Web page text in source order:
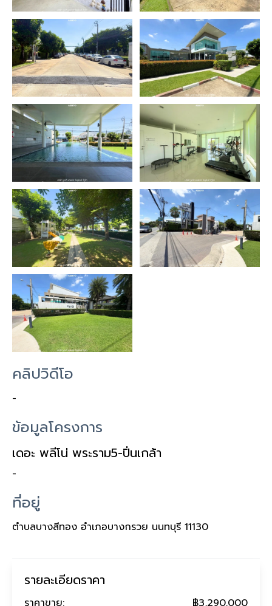
คลิปวิดีโอ
-
ข้อมูลโครงการ
เดอะ พลีโน่ พระราม5-ปิ่นเกล้า
-
ที่อยู่
ตำบลบางสีทอง อำเภอบางกรวย นนทบุรี 11130
รายละเอียดราคา
ราคาขาย: ฿3,290,000